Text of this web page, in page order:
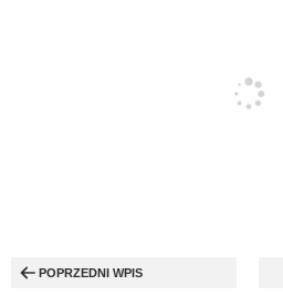
wpisu
POPRZEDNI WPIS